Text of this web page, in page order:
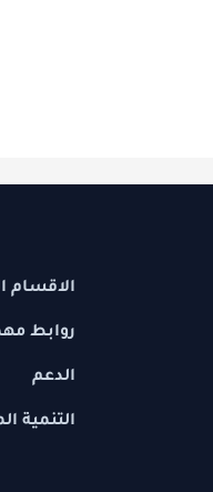
الاقسام العلمية
روابط مهمة
التنمية المستدامة